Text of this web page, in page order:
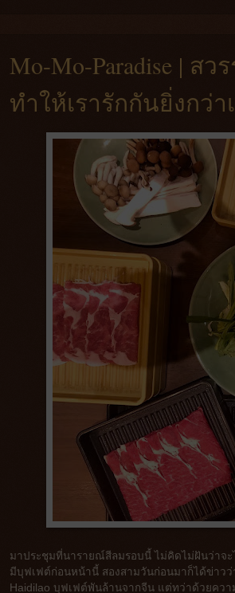
Mo-Mo-Paradise | ส
ทำให้เรารักกันยิ่งกว่า
มาประชุมที่นารายณ์สีลมรอบนี้ ไม่คิดไม่ฝันว่าจ
มีบุฟเฟต์ก่อนหน้านี้ สองสามวันก่อนมาก็ได้ข่าว
Haidilao บุฟเฟต์พันล้านจากจีน แต่ทว่าด้วยควา